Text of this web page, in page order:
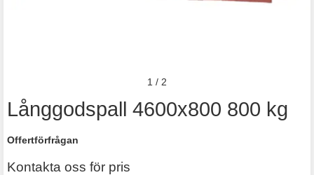
Långgodspall 4600x800 800 kg
Offertförfrågan
Kontakta oss för pris
1 / 2